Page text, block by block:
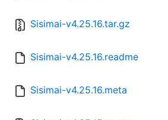
Sisimai-v4.25.16.tar.gz
Sisimai-v4.25.16.readme
Sisimai-v4.25.16.meta